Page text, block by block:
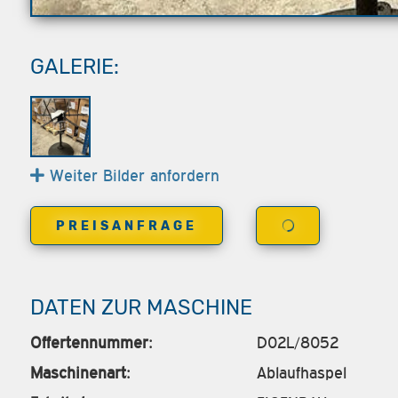
GALERIE:
Weiter Bilder anfordern
PREISANFRAGE
DATEN ZUR MASCHINE
Offertennummer:
D02L/8052
Maschinenart:
Ablaufhaspel